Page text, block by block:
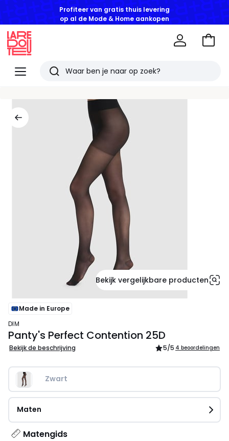
Profiteer van gratis thuis levering
op al de Mode & Home aankopen
Menu
Redoute
Zoeken
bekeken
artikelen
Naar
Bekijk vergelijkbare producten
Made in Europe
DIM
Panty's Perfect Contention 25D
Bekijk de beschrijving 5/5 4 beoordelingen
Zwart
Maten
Matengids